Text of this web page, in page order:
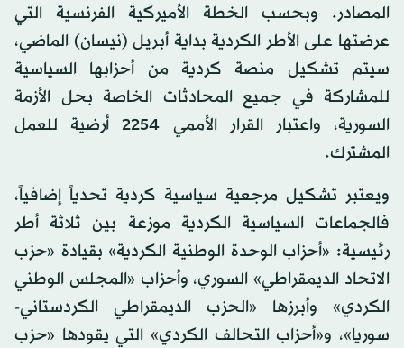
المصادر. وبحسب الخطة الأميركية الفرنسية التي
عرضتها على الأطر الكردية بداية أبريل (نيسان) الماضي،
سيتم تشكيل منصة كردية من أحزابها السياسية
للمشاركة في جميع المحادثات الخاصة بحل الأزمة
السورية، واعتبار القرار الأممي 2254 أرضية للعمل
المشترك.
ويعتبر تشكيل مرجعية سياسية كردية تحدياً إضافياً،
فالجماعات السياسية الكردية موزعة بين ثلاثة أطر
رئيسية: «أحزاب الوحدة الوطنية الكردية» بقيادة «حزب
الاتحاد الديمقراطي» السوري، وأحزاب «المجلس الوطني
الكردي» وأبرزها «الحزب الديمقراطي الكردستاني-
سوريا»، و«أحزاب التحالف الكردي» التي يقودها «حزب